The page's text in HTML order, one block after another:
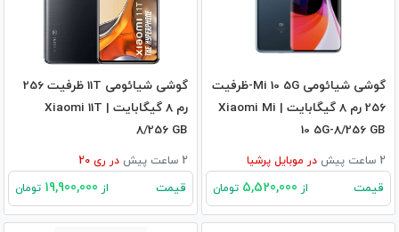
گوشی شیائومی Mi 10 5G-ظرفیت
256 رم 8 گیگابایت | Xiaomi Mi
10 5G-8/256 GB
2 ساعت پیش در موبایل پرشیا
قیمت از تومان
گوشی شیائومی 11T ظرفیت 256
رم 8 گیگابایت | Xiaomi 11T
8/256 GB
2 ساعت پیش در ری 20
قیمت از تومان